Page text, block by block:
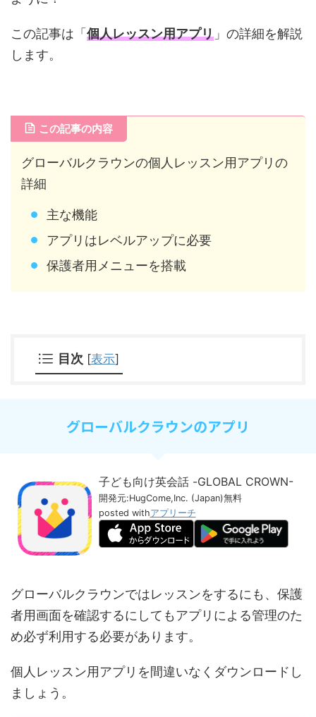
この記事は「 個人レッスン用アプリ 」の詳細を解説
します。
この記事の内容
グローバルクラウンの個人レッスン用アプリの
詳細
主な機能
アプリはレベルアップに必要
保護者用メニューを搭載
目次 [表示]
グローバルクラウンのアプリ
子ども向け英会話 -GLOBAL CROWN-
開発元:HugCome,Inc. (Japan)無料
posted withアプリーチ
グローバルクラウンではレッスンをするにも、保護
者用画面を確認するにしてもアプリによる管理のた
め必ず利用する必要があります。
個人レッスン用アプリを間違いなくダウンロードし
ましょう。